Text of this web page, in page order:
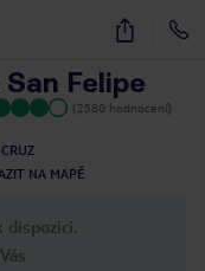
34
Felipe
(2580 hodnocení)
NA MAPĚ
dispozici.